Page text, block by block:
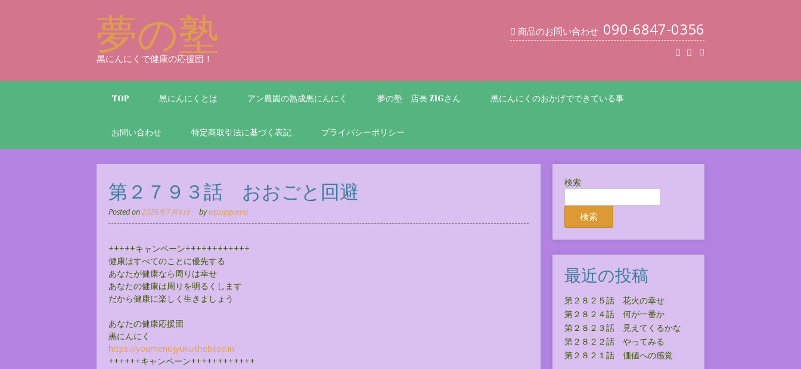
夢の塾
黒にんにくで健康の応援団！
商品のお問い合わせ 090-6847-0356
TOP 黒にんにくとは アン農園の熟成黒にんにく 夢の塾 店長 ZIGさん 黒にんにくのおかげでできている事
お問い合わせ 特定商取引法に基づく表記 プライバシーポリシー
第２７９３話 おおごと回避
Posted on2026年7月6日 bywpzigquena
+++++キャンペーン++++++++++++
健康はすべてのことに優先する
あなたが健康なら周りは幸せ
あなたの健康は周りを明るくします
だから健康に楽しく生きましょう
あなたの健康応援団
黒にんにく
https://youmenojyuku.thebase.in
++++++キャンペーン++++++++++++
検索
検索
最近の投稿
第２８２５話 花火の幸せ
第２８２４話 何が一番か
第２８２３話 見えてくるかな
第２８２２話 やってみる
第２８２１話 価値への感覚